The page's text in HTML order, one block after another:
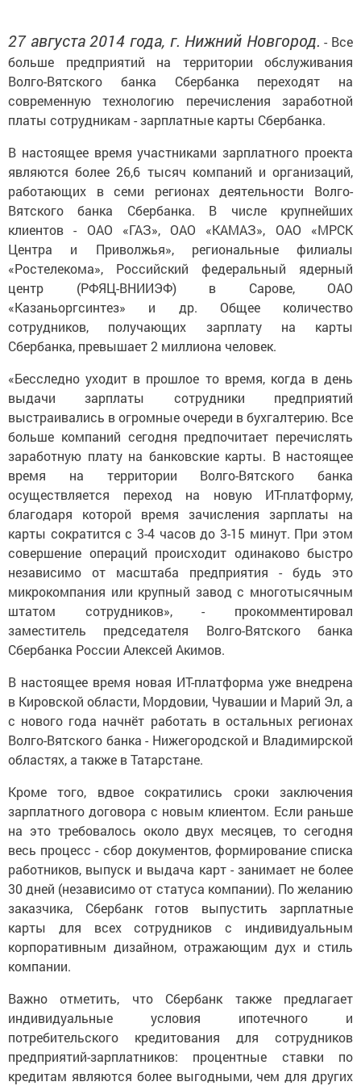
27 августа 2014 года, г. Нижний Новгород. - Все
больше предприятий на территории обслуживания
Волго-Вятского банка Сбербанка переходят на
современную технологию перечисления заработной
платы сотрудникам - зарплатные карты Сбербанка.
В настоящее время участниками зарплатного проекта
являются более 26,6 тысяч компаний и организаций,
работающих в семи регионах деятельности Волго-
Вятского банка Сбербанка. В числе крупнейших
клиентов - ОАО «ГАЗ», ОАО «КАМАЗ», ОАО «МРСК
Центра и Приволжья», региональные филиалы
«Ростелекома», Российский федеральный ядерный
центр (РФЯЦ-ВНИИЭФ) в Сарове, ОАО
«Казаньоргсинтез» и др. Общее количество
сотрудников, получающих зарплату на карты
Сбербанка, превышает 2 миллиона человек.
«Бесследно уходит в прошлое то время, когда в день
выдачи зарплаты сотрудники предприятий
выстраивались в огромные очереди в бухгалтерию. Все
больше компаний сегодня предпочитает перечислять
заработную плату на банковские карты. В настоящее
время на территории Волго-Вятского банка
осуществляется переход на новую ИT-платформу,
благодаря которой время зачисления зарплаты на
карты сократится с 3-4 часов до 3-15 минут. При этом
совершение операций происходит одинаково быстро
независимо от масштаба предприятия - будь это
микрокомпания или крупный завод с многотысячным
штатом сотрудников», - прокомментировал
заместитель председателя Волго-Вятского банка
Сбербанка России Алексей Акимов.
В настоящее время новая ИT-платформа уже внедрена
в Кировской области, Мордовии, Чувашии и Марий Эл, а
с нового года начнёт работать в остальных регионах
Волго-Вятского банка - Нижегородской и Владимирской
областях, а также в Татарстане.
Кроме того, вдвое сократились сроки заключения
зарплатного договора с новым клиентом. Если раньше
на это требовалось около двух месяцев, то сегодня
весь процесс - сбор документов, формирование списка
работников, выпуск и выдача карт - занимает не более
30 дней (независимо от статуса компании). По желанию
заказчика, Сбербанк готов выпустить зарплатные
карты для всех сотрудников с индивидуальным
корпоративным дизайном, отражающим дух и стиль
компании.
Важно отметить, что Сбербанк также предлагает
индивидуальные условия ипотечного и
потребительского кредитования для сотрудников
предприятий-зарплатников: процентные ставки по
кредитам являются более выгодными, чем для других